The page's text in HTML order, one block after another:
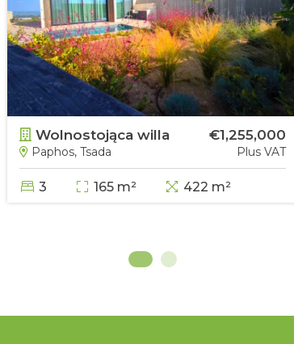
Wolnostojąca willa
Paphos, Tsada
€1,255,000
Plus VAT
3 165 m² 422 m²